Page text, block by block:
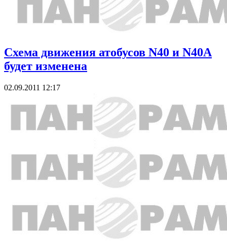
Схема движения атобусов N40 и N40А
будет изменена
02.09.2011 12:17